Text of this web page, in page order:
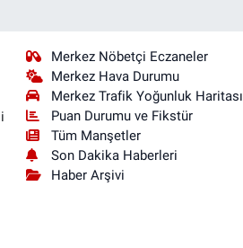
Merkez Nöbetçi Eczaneler
Merkez Hava Durumu
Merkez Trafik Yoğunluk Haritası
Puan Durumu ve Fikstür
Tüm Manşetler
Son Dakika Haberleri
Haber Arşivi